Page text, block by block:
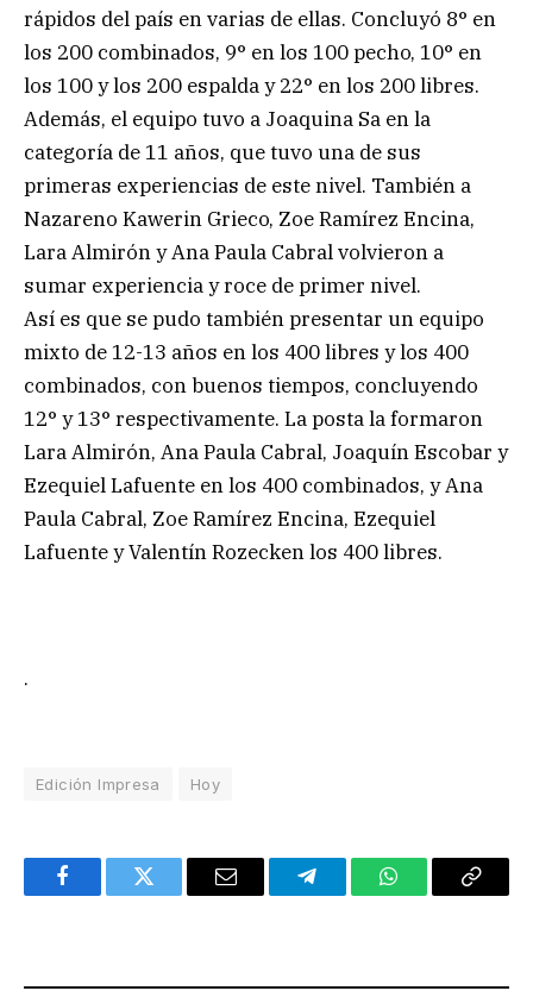
rápidos del país en varias de ellas. Concluyó 8° en
los 200 combinados, 9° en los 100 pecho, 10° en
los 100 y los 200 espalda y 22° en los 200 libres.
Además, el equipo tuvo a Joaquina Sa en la
categoría de 11 años, que tuvo una de sus
primeras experiencias de este nivel. También a
Nazareno Kawerin Grieco, Zoe Ramírez Encina,
Lara Almirón y Ana Paula Cabral volvieron a
sumar experiencia y roce de primer nivel.
Así es que se pudo también presentar un equipo
mixto de 12-13 años en los 400 libres y los 400
combinados, con buenos tiempos, concluyendo
12° y 13° respectivamente. La posta la formaron
Lara Almirón, Ana Paula Cabral, Joaquín Escobar y
Ezequiel Lafuente en los 400 combinados, y Ana
Paula Cabral, Zoe Ramírez Encina, Ezequiel
Lafuente y Valentín Rozecken los 400 libres.
.
Edición Impresa Hoy
FacebookTwitter Email TelegramWhatsAppCopy